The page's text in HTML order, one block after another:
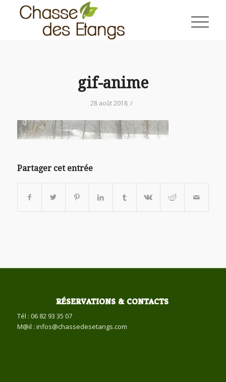
gif-anime
28 août 2018 /
Partager cet entrée
RÉSERVATIONS & CONTACTS
Tél : 06 82 93 35 07
M@il : infos@chassedesetangs.com